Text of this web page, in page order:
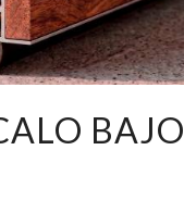
BAJO